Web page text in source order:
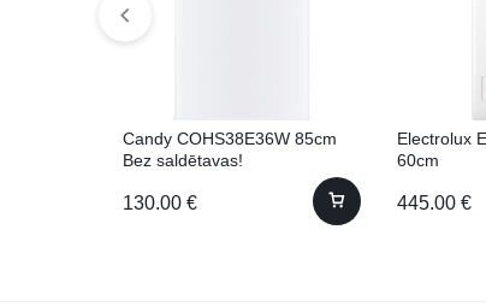
Candy COHS38E36W 85cm
Bez saldētavas!
130.00 €
Electrolux
60cm
445.00 €